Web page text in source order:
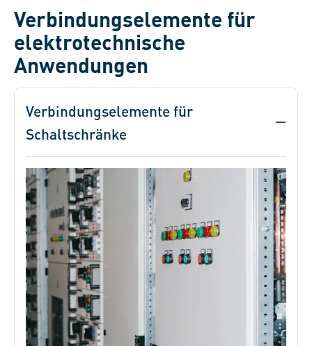
Verbindungselemente für
elektrotechnische
Anwendungen
Verbindungselemente für
Schaltschränke